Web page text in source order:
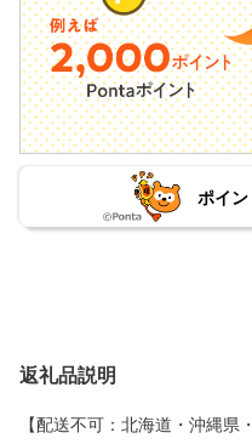
ポイン
返礼品説明
【配送不可：北海道・沖縄県